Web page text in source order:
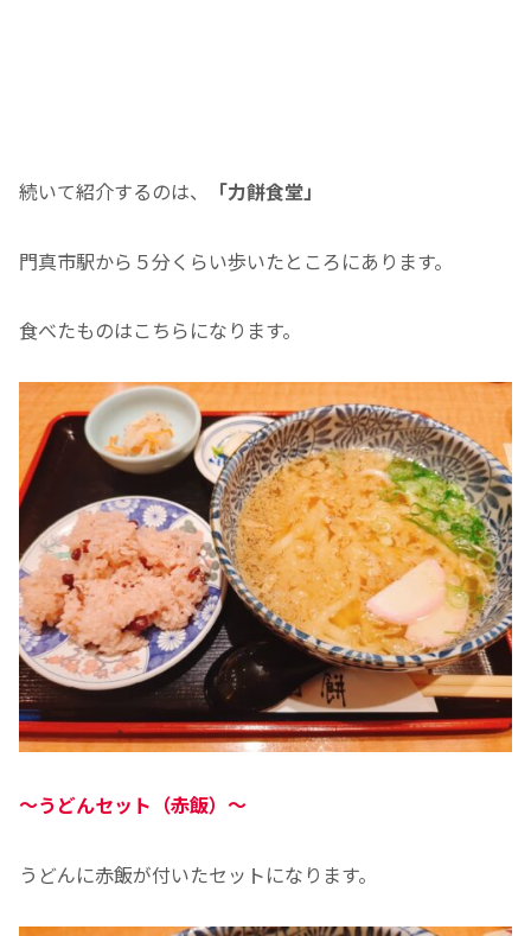
続いて紹介するのは、 「力餅食堂」
門真市駅から５分くらい歩いたところにあります。
食べたものはこちらになります。
～うどんセット（赤飯）～
うどんに赤飯が付いたセットになります。